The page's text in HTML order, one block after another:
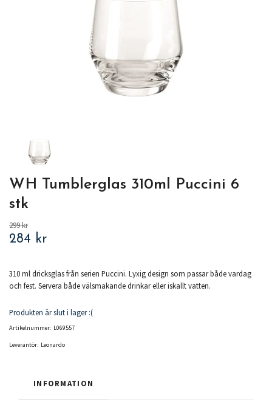
WH Tumblerglas 310ml Puccini 6
stk
299 kr
284 kr
310 ml dricksglas från serien Puccini. Lyxig design som passar både vardag
och fest. Servera både välsmakande drinkar eller iskallt vatten.
Produkten är slut i lager :(
Artikelnummer: L069557
Leverantör: Leonardo
INFORMATION